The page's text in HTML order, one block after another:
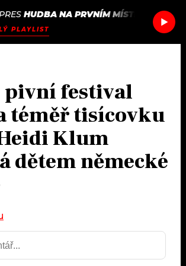
JAK
SEZNAM.CZ
HUDBA NA PRVNÍM MÍSTĚ SOIL
PLAYLIST
pivní festival
téměř tisícovku
Klum
dětem německé